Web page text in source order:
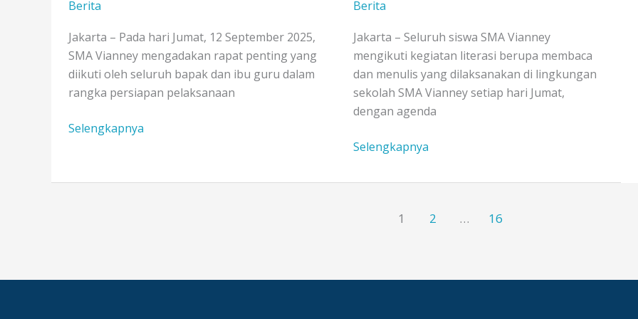
Berita
Jakarta – Pada hari Jumat, 12 September 2025,
SMA Vianney mengadakan rapat penting yang
diikuti oleh seluruh bapak dan ibu guru dalam
rangka persiapan pelaksanaan
Menjelang
Semester
Selengkapnya
Berita
Jakarta – Seluruh siswa SMA Vianney
mengikuti kegiatan literasi berupa membaca
dan menulis yang dilaksanakan di lingkungan
sekolah SMA Vianney setiap hari Jumat,
dengan agenda
SMA
Gelar
Selengkapnya
1 2 … 16